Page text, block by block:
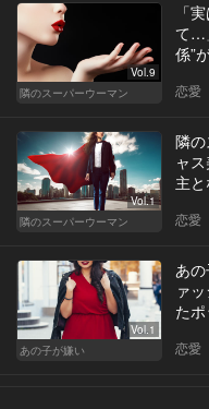
Vol.9
隣のスーパーウーマン
「
て…
係”
恋愛
Vol.1
隣のスーパーウーマン
隣
ャ
主
恋愛
Vol.1
あの子が嫌い
あ
ァ
た
恋愛